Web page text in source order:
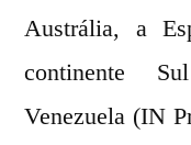
Austrália, a
continente
Venezuela (IN